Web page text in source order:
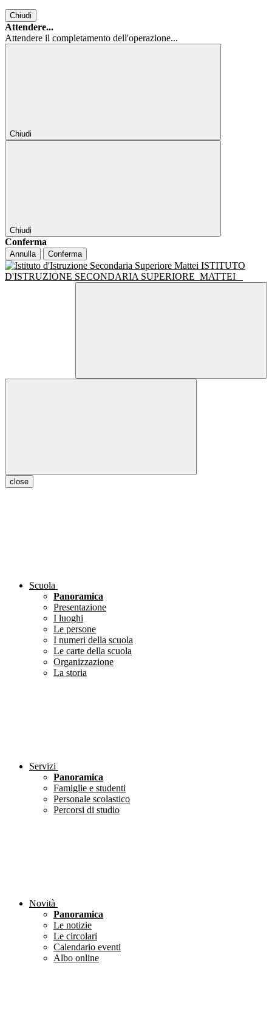
Chiudi
Attendere...
Attendere il completamento dell'operazione...
Chiudi
Chiudi
Conferma
Annulla Conferma
ISTITUTO
D'ISTRUZIONE SECONDARIA SUPERIORE MATTEI
close
Scuola
Panoramica
Presentazione
I luoghi
Le persone
I numeri della scuola
Le carte della scuola
Organizzazione
La storia
Servizi
Panoramica
Famiglie e studenti
Personale scolastico
Percorsi di studio
Novità
Panoramica
Le notizie
Le circolari
Calendario eventi
Albo online